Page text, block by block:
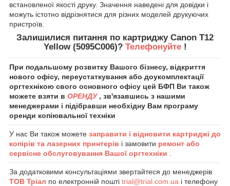
встановленої якості друку. Значення наведені для довідки і
можуть істотно відрізнятися для різних моделей друкуючих
пристроїв.
Залишилися питання по картриджу Canon T12
Yellow (5095C006)? Телефонуйте !
При подальшому розвитку Вашого бізнесу, відкриття
нового офісу, переустаткування або доукомплектації
оргтехнікою свого основного офісу цей БФП Ви також
можете взяти в ОРЕНДУ , зв'язавшись з нашими
менеджерами і підібравши необхідну Вам програму
оренди копіювальної техніки
У нас Ви також можете заправити і відновити картриджі до
копірів та лазерних принтерів і замовити ремонт або
сервісне обслуговування Вашої оргтехніки
За додатковими консультаціями звертайтеся до менеджерів
ТОВ Тріал по електронній пошті trial@trial.com.ua і телефону